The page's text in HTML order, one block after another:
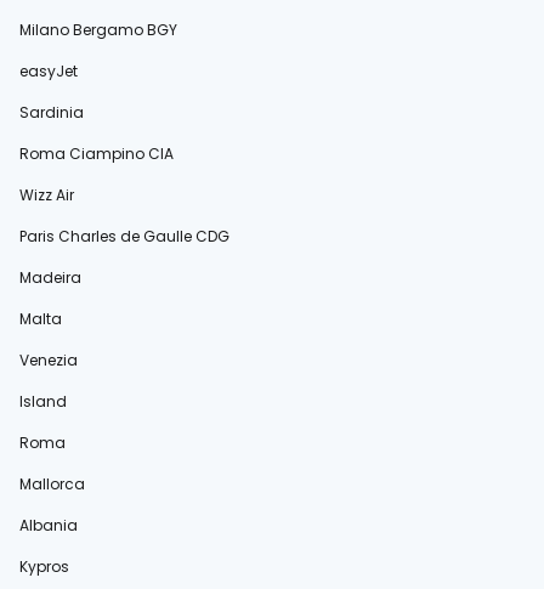
Milano Bergamo BGY
easyJet
Sardinia
Roma Ciampino CIA
Wizz Air
Paris Charles de Gaulle CDG
Madeira
Malta
Venezia
Island
Roma
Mallorca
Albania
Kypros